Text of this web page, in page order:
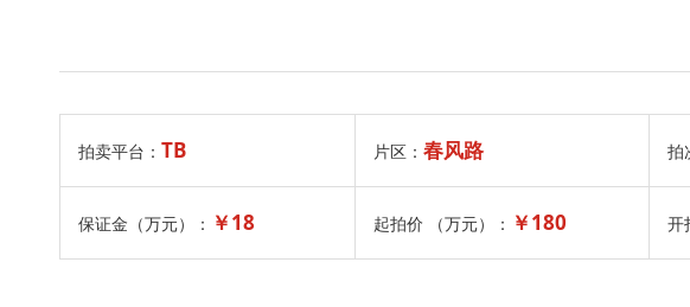
拍卖平台： TB 片区： 春风路 拍
保证金（万元）： ￥18 起拍价 （万元）： ￥180 开